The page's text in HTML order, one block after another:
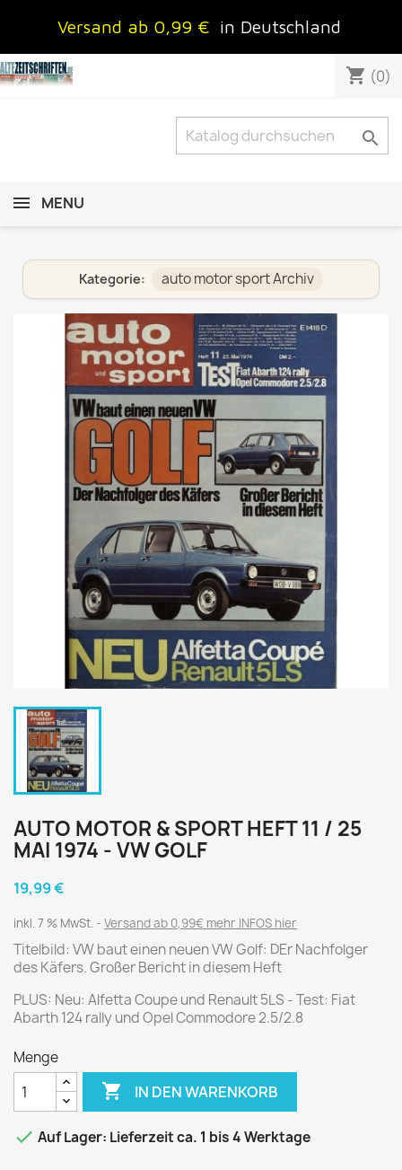
Versand ab 0,99 € in Deutschland
shopping_cart (0)

MENU
Kategorie: auto motor sport Archiv
AUTO MOTOR & SPORT HEFT 11 / 25
MAI 1974 - VW GOLF
19,99 €
inkl. 7 % MwSt. Versand ab 0,99€ mehr INFOS hier
Titelbild: VW baut einen neuen VW Golf: DEr Nachfolger
des Käfers. Großer Bericht in diesem Heft
PLUS: Neu: Alfetta Coupe und Renault 5LS - Test: Fiat
Abarth 124 rally und Opel Commodore 2.5/2.8
Menge
 IN DEN WARENKORB
 Auf Lager: Lieferzeit ca. 1 bis 4 Werktage